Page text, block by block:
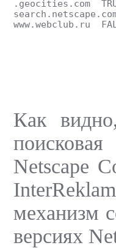
Как
Netscape
механизм
версиях